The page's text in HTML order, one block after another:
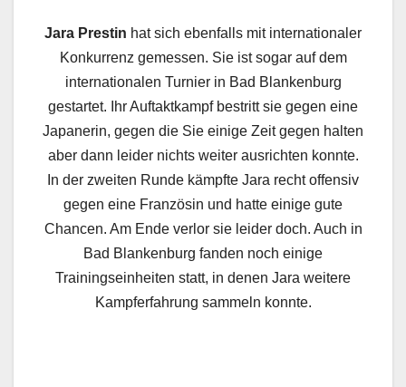
Jara Prestin hat sich ebenfalls mit internationaler
Konkurrenz gemessen. Sie ist sogar auf dem
internationalen Turnier in Bad Blankenburg
gestartet. Ihr Auftaktkampf bestritt sie gegen eine
Japanerin, gegen die Sie einige Zeit gegen halten
aber dann leider nichts weiter ausrichten konnte.
In der zweiten Runde kämpfte Jara recht offensiv
gegen eine Französin und hatte einige gute
Chancen. Am Ende verlor sie leider doch. Auch in
Bad Blankenburg fanden noch einige
Trainingseinheiten statt, in denen Jara weitere
Kampferfahrung sammeln konnte.